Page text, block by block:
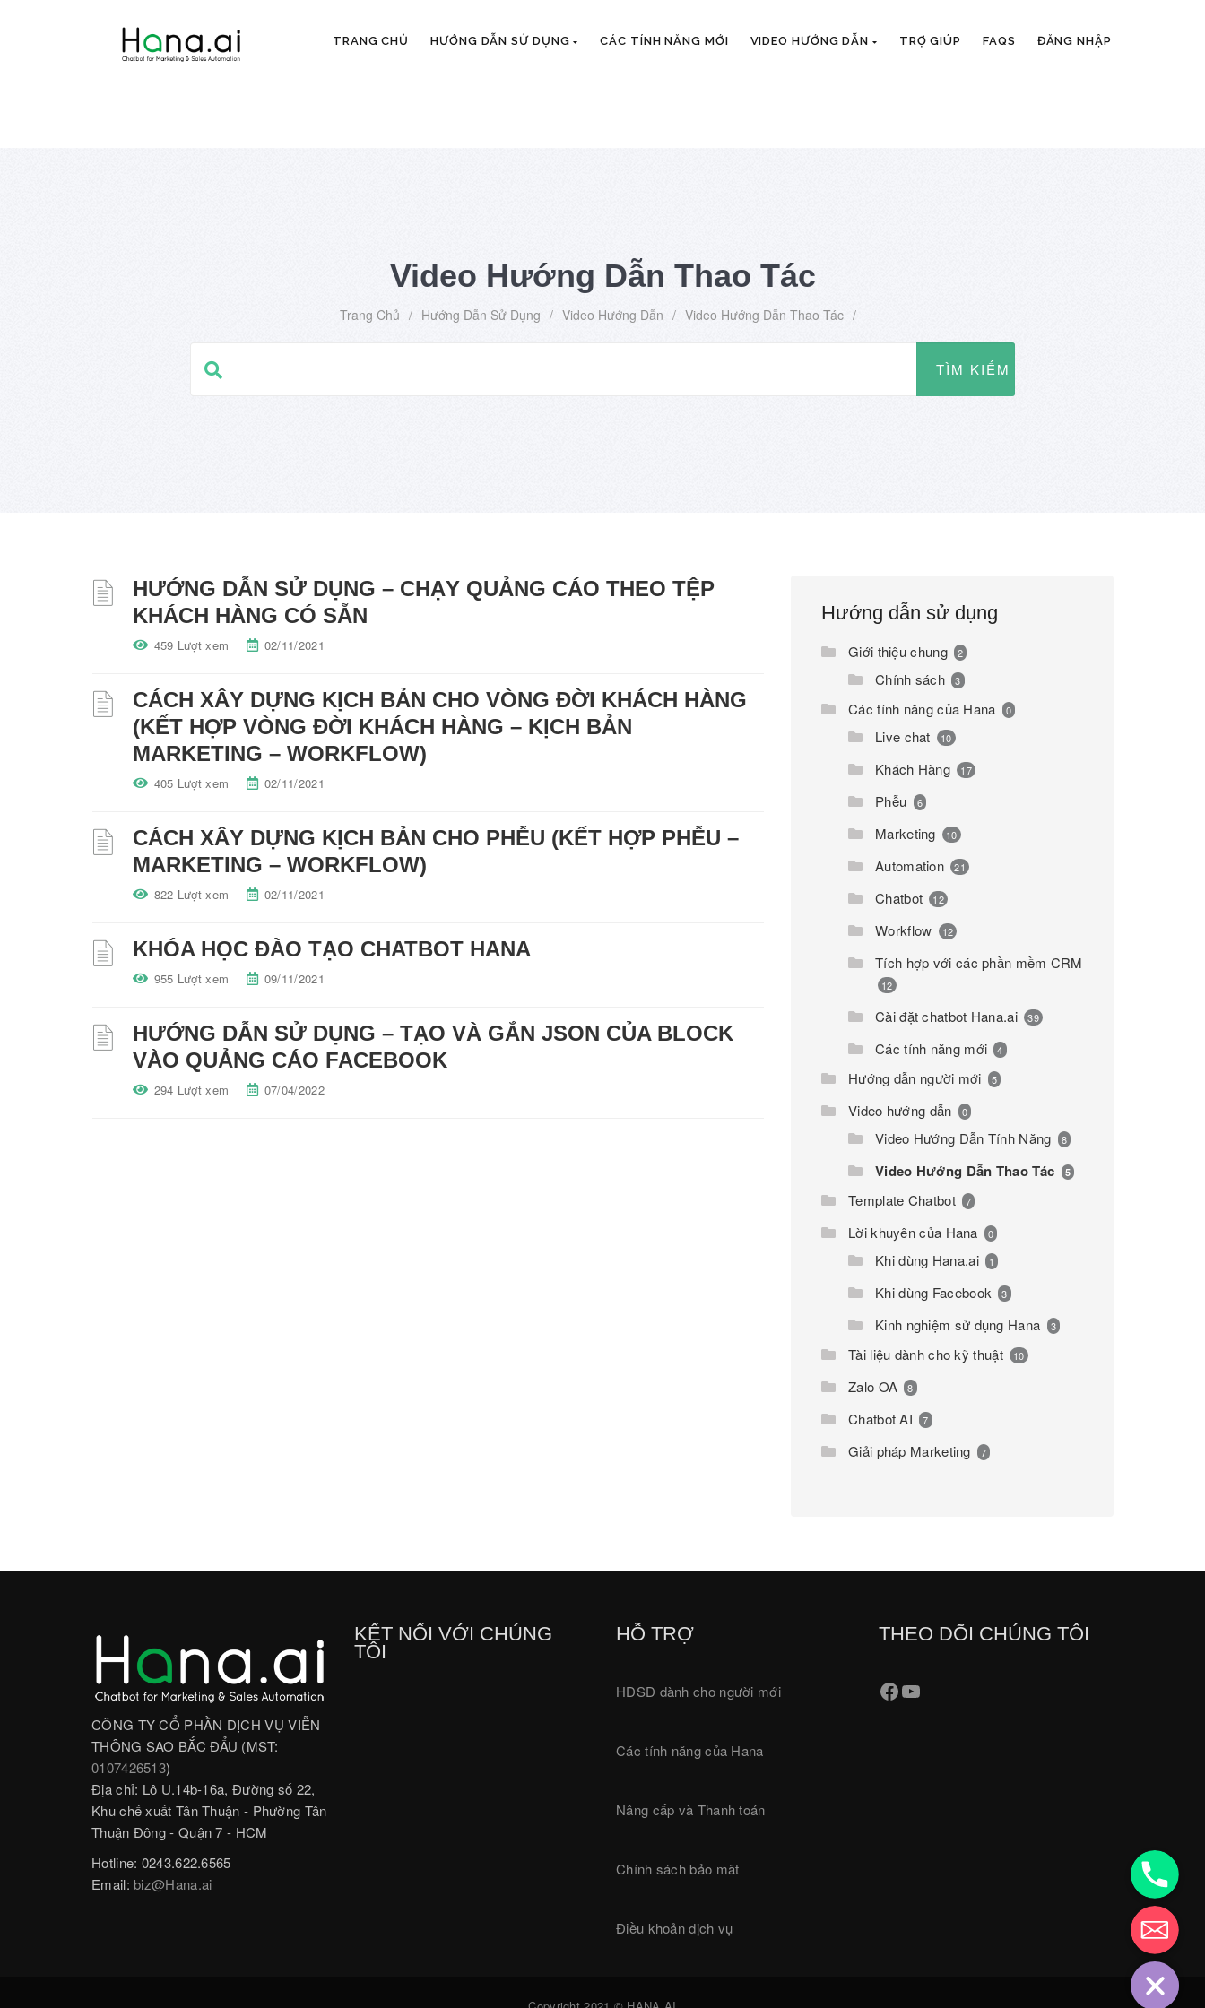
TRANG CHỦ HƯỚNG DẪN SỬ DỤNG CÁC TÍNH NĂNG MỚI VIDEO HƯỚNG DẪN TRỢ GIÚP FAQS ĐĂNG NHẬP
Video Hướng Dẫn Thao Tác
Trang Chủ / Hướng Dẫn Sử Dụng / Video Hướng Dẫn / Video Hướng Dẫn Thao Tác /
HƯỚNG DẪN SỬ DỤNG – CHẠY QUẢNG CÁO THEO TỆP
KHÁCH HÀNG CÓ SẴN
459 Lượt xem 02/11/2021
CÁCH XÂY DỰNG KỊCH BẢN CHO VÒNG ĐỜI KHÁCH HÀNG
(KẾT HỢP VÒNG ĐỜI KHÁCH HÀNG – KỊCH BẢN
MARKETING – WORKFLOW)
405 Lượt xem 02/11/2021
CÁCH XÂY DỰNG KỊCH BẢN CHO PHỄU (KẾT HỢP PHỄU –
MARKETING – WORKFLOW)
822 Lượt xem 02/11/2021
KHÓA HỌC ĐÀO TẠO CHATBOT HANA
955 Lượt xem 09/11/2021
HƯỚNG DẪN SỬ DỤNG – TẠO VÀ GẮN JSON CỦA BLOCK
VÀO QUẢNG CÁO FACEBOOK
294 Lượt xem 07/04/2022
Hướng dẫn sử dụng
Giới thiệu chung 2
Chính sách 3
Các tính năng của Hana 0
Live chat 10
Khách Hàng 17
Phễu 6
Marketing 10
Automation 21
Chatbot 12
Workflow 12
Tích hợp với các phần mềm CRM
12
Cài đặt chatbot Hana.ai 39
Các tính năng mới 4
Hướng dẫn người mới 5
Video hướng dẫn 0
Video Hướng Dẫn Tính Năng 8
Video Hướng Dẫn Thao Tác 5
Template Chatbot 7
Lời khuyên của Hana 0
Khi dùng Hana.ai 1
Khi dùng Facebook 3
Kinh nghiệm sử dụng Hana 3
Tài liệu dành cho kỹ thuật 10
Zalo OA 8
Chatbot AI 7
Giải pháp Marketing 7
CÔNG TY CỔ PHẦN DỊCH VỤ VIỄN
THÔNG SAO BẮC ĐẨU (MST:
0107426513)
Địa chỉ: Lô U.14b-16a, Đường số 22,
Khu chế xuất Tân Thuận - Phường Tân
Thuận Đông - Quận 7 - HCM
Hotline: 0243.622.6565
Email:biz@Hana.ai
KẾT NỐI VỚI CHÚNG
TÔI
HỖ TRỢ
HDSD dành cho người mới
Các tính năng của Hana
Nâng cấp và Thanh toán
Chính sách bảo mât
Điều khoản dịch vụ
THEO DÕI CHÚNG TÔI
18001780